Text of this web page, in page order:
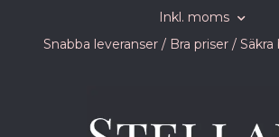
Inkl. moms
Snabba leveranser / Bra priser /